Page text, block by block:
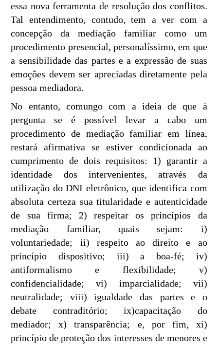
essa nova ferramenta de resolução dos conflitos.
Tal entendimento, contudo, tem a ver com a
concepção da mediação familiar como um
procedimento presencial, personalíssimo, em que
a sensibilidade das partes e a expressão de suas
emoções devem ser apreciadas diretamente pela
pessoa mediadora.
No entanto, comungo com a ideia de que à
pergunta se é possível levar a cabo um
procedimento de mediação familiar em línea,
restará afirmativa se estiver condicionada ao
cumprimento de dois requisitos: 1) garantir a
identidade dos intervenientes, através da
utilização do DNI eletrônico, que identifica com
absoluta certeza sua titularidade e autenticidade
de sua firma; 2) respeitar os princípios da
mediação familiar, quais sejam: i)
voluntariedade; ii) respeito ao direito e ao
princípio dispositivo; iii) a boa-fé; iv)
antiformalismo e flexibilidade; v)
confidencialidade; vi) imparcialidade; vii)
neutralidade; viii) igualdade das partes e o
debate contraditório; ix)capacitação do
mediador; x) transparência; e, por fim, xi)
princípio de proteção dos interesses de menores e